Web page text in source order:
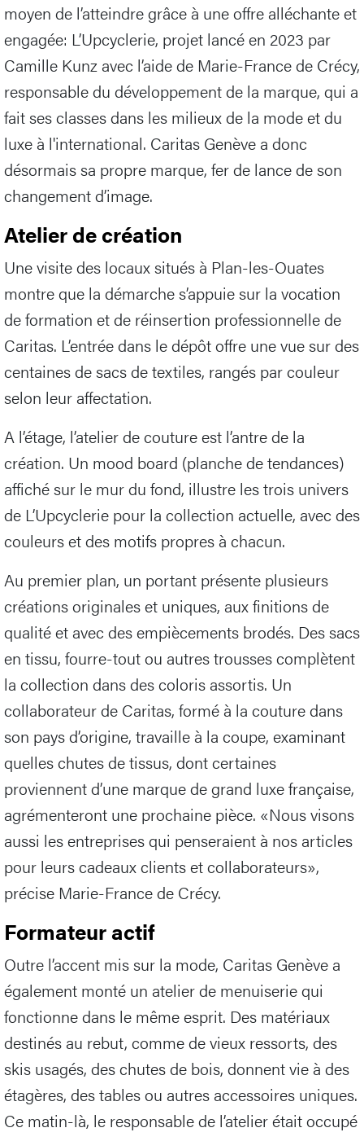
moyen de l’atteindre grâce à une offre alléchante et
engagée: L’Upcyclerie, projet lancé en 2023 par
Camille Kunz avec l’aide de Marie-France de Crécy,
responsable du développement de la marque, qui a
fait ses classes dans les milieux de la mode et du
luxe à l'international. Caritas Genève a donc
désormais sa propre marque, fer de lance de son
changement d’image.
Atelier de création
Une visite des locaux situés à Plan-les-Ouates
montre que la démarche s’appuie sur la vocation
de formation et de réinsertion professionnelle de
Caritas. L’entrée dans le dépôt offre une vue sur des
centaines de sacs de textiles, rangés par couleur
selon leur affectation.
A l’étage, l’atelier de couture est l’antre de la
création. Un mood board (planche de tendances)
affiché sur le mur du fond, illustre les trois univers
de L’Upcyclerie pour la collection actuelle, avec des
couleurs et des motifs propres à chacun.
Au premier plan, un portant présente plusieurs
créations originales et uniques, aux finitions de
qualité et avec des empiècements brodés. Des sacs
en tissu, fourre-tout ou autres trousses complètent
la collection dans des coloris assortis. Un
collaborateur de Caritas, formé à la couture dans
son pays d’origine, travaille à la coupe, examinant
quelles chutes de tissus, dont certaines
proviennent d’une marque de grand luxe française,
agrémenteront une prochaine pièce. «Nous visons
aussi les entreprises qui penseraient à nos articles
pour leurs cadeaux clients et collaborateurs»,
précise Marie-France de Crécy.
Formateur actif
Outre l’accent mis sur la mode, Caritas Genève a
également monté un atelier de menuiserie qui
fonctionne dans le même esprit. Des matériaux
destinés au rebut, comme de vieux ressorts, des
skis usagés, des chutes de bois, donnent vie à des
étagères, des tables ou autres accessoires uniques.
Ce matin-là, le responsable de l’atelier était occupé